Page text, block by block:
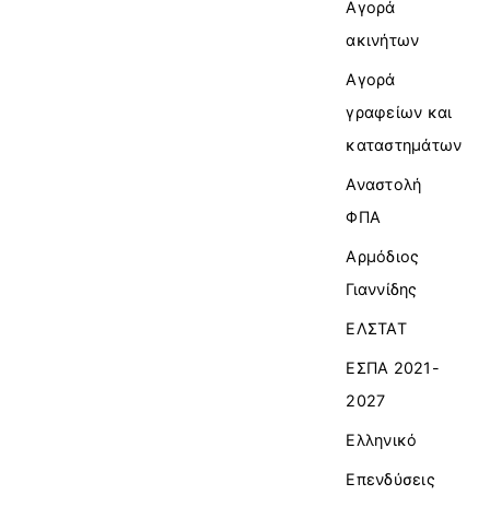
Αγορά
ακινήτων
Αγορά
γραφείων και
καταστημάτων
Αναστολή
ΦΠΑ
Αρμόδιος
Γιαννίδης
ΕΛΣΤΑΤ
ΕΣΠΑ 2021-
2027
Ελληνικό
Επενδύσεις